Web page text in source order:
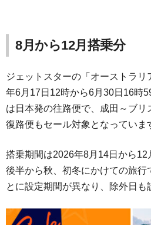
8月から12月搭乗分
ジェットスターの「オーストラ
年6月17日12時から6月30日16時
は日本発の往路便で、成田～ブ
復路便もセール対象となっていま
搭乗期間は2026年8月14日から12
後半から秋、初冬にかけての旅行
とに設定期間が異なり、除外日も